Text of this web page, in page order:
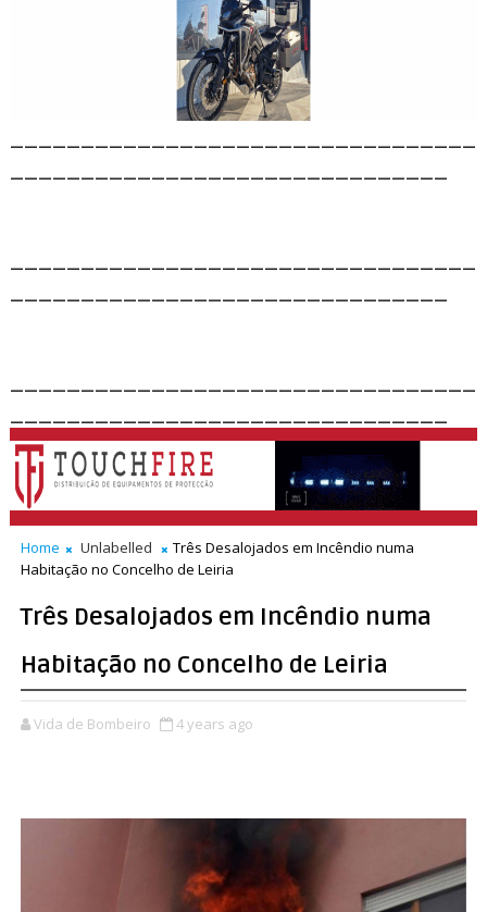
Home Unlabelled
Três Desalojados em Incêndio numa
Habitação no Concelho de Leiria
Três Desalojados em Incêndio numa
Habitação no Concelho de Leiria
Vida de Bombeiro 4 years ago